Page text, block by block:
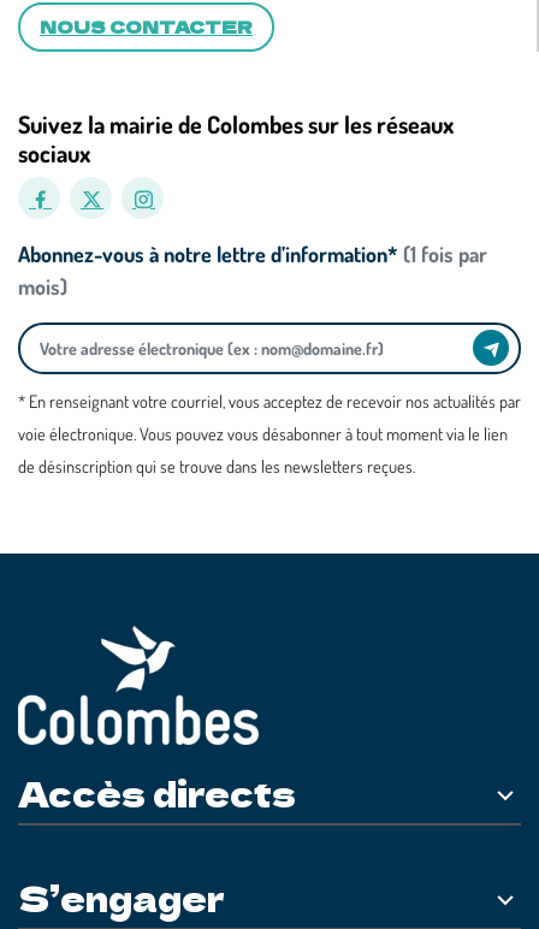
NOUS CONTACTER
Suivez la mairie de Colombes sur les réseaux
sociaux
Abonnez-vous à notre lettre d’information* (1 fois par
mois)
* En renseignant votre courriel, vous acceptez de recevoir nos actualités par
voie électronique. Vous pouvez vous désabonner à tout moment via le lien
de désinscription qui se trouve dans les newsletters reçues.
Accès directs
S’engager